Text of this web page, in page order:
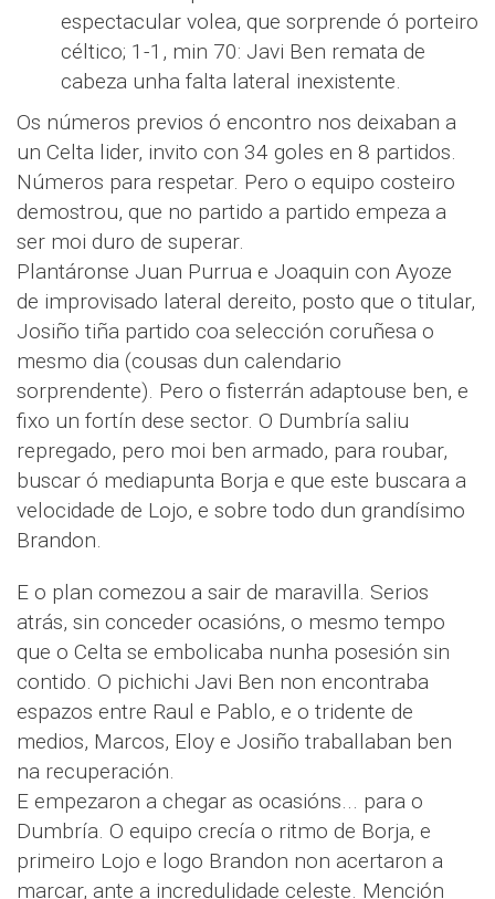
espectacular volea, que sorprende ó porteiro
céltico; 1-1, min 70: Javi Ben remata de
cabeza unha falta lateral inexistente.
Os números previos ó encontro nos deixaban a
un Celta lider, invito con 34 goles en 8 partidos.
Números para respetar. Pero o equipo costeiro
demostrou, que no partido a partido empeza a
ser moi duro de superar.
Plantáronse Juan Purrua e Joaquin con Ayoze
de improvisado lateral dereito, posto que o titular,
Josiño tiña partido coa selección coruñesa o
mesmo dia (cousas dun calendario
sorprendente). Pero o fisterrán adaptouse ben, e
fixo un fortín dese sector. O Dumbría saliu
repregado, pero moi ben armado, para roubar,
buscar ó mediapunta Borja e que este buscara a
velocidade de Lojo, e sobre todo dun grandísimo
Brandon.
E o plan comezou a sair de maravilla. Serios
atrás, sin conceder ocasións, o mesmo tempo
que o Celta se embolicaba nunha posesión sin
contido. O pichichi Javi Ben non encontraba
espazos entre Raul e Pablo, e o tridente de
medios, Marcos, Eloy e Josiño traballaban ben
na recuperación.
E empezaron a chegar as ocasións... para o
Dumbría. O equipo crecía o ritmo de Borja, e
primeiro Lojo e logo Brandon non acertaron a
marcar, ante a incredulidade celeste. Mención